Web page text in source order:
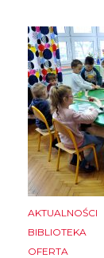
AKTUALNOŚCI
BIBLIOTEKA
OFERTA